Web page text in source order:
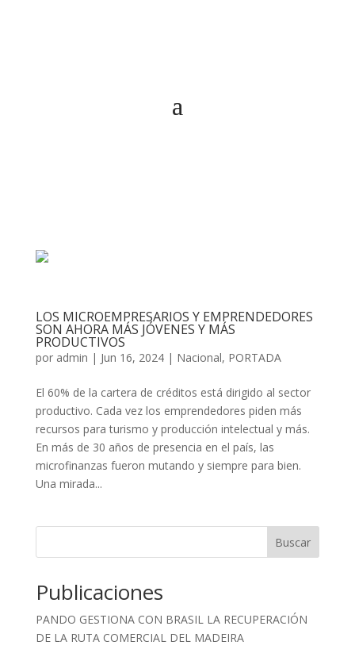
LOS MICROEMPRESARIOS Y EMPRENDEDORES
SON AHORA MÁS JÓVENES Y MÁS
PRODUCTIVOS
por admin | Jun 16, 2024| Nacional, PORTADA
El 60% de la cartera de créditos está dirigido al sector
productivo. Cada vez los emprendedores piden más
recursos para turismo y producción intelectual y más.
En más de 30 años de presencia en el país, las
microfinanzas fueron mutando y siempre para bien.
Una mirada...
Buscar
Publicaciones
PANDO GESTIONA CON BRASIL LA RECUPERACIÓN
DE LA RUTA COMERCIAL DEL MADEIRA